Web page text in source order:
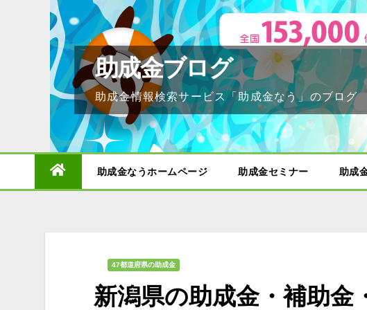
助成金ブログ
助成金情報検索サービス「助成金なう」のブログ
助成金なうホームページ 助成金セミナー 助成
47都道府県の助成金
新潟県の助成金・補助